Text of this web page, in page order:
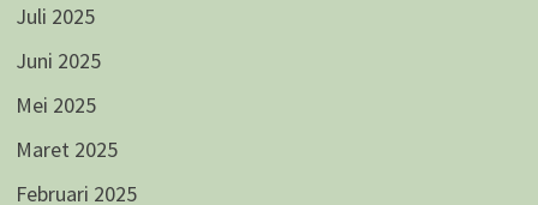
Juli 2025
Juni 2025
Mei 2025
Maret 2025
Februari 2025